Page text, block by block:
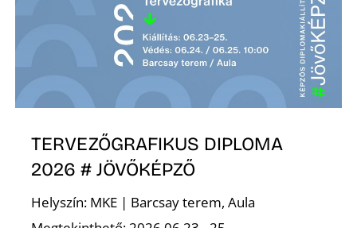
TERVEZŐGRAFIKUS DIPLOMA
2026 # JÖVŐKÉPZŐ
Helyszín: MKE | Barcsay terem, Aula